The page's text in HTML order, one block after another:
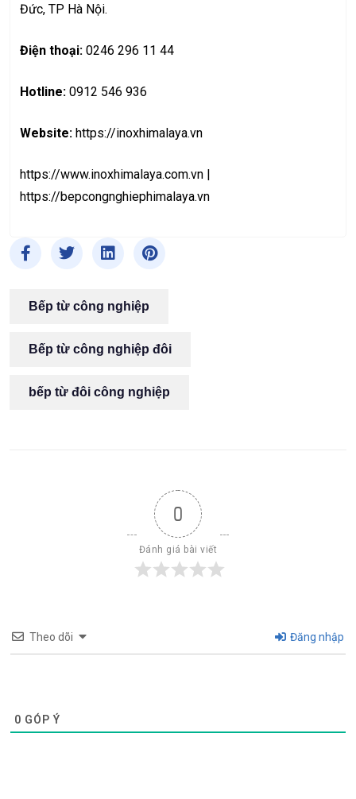
Đức, TP Hà Nội.
Điện thoại: 0246 296 11 44
Hotline: 0912 546 936
Website: https://inoxhimalaya.vn
https://www.inoxhimalaya.com.vn
https://bepcongnghiephimalaya.vn
Bếp từ công nghiệp
Bếp từ công nghiệp đôi
bếp từ đôi công nghiệp
0
Đánh giá bài viết
Theo dõi Đăng nhập
0 GÓP Ý